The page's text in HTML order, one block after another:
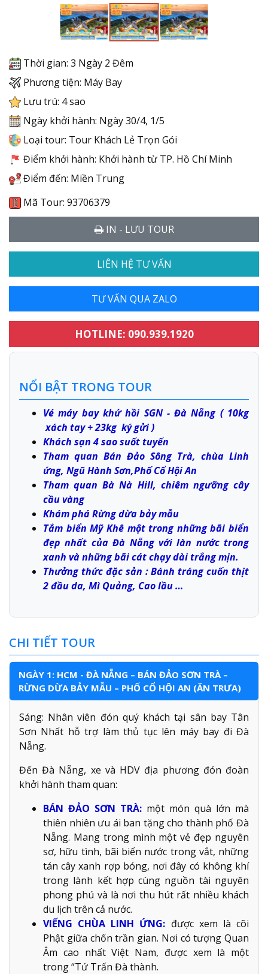
Thời gian: 3 Ngày 2 Đêm
Phương tiện: Máy Bay
Lưu trú: 4 sao
Ngày khởi hành: Ngày 30/4, 1/5
Loại tour: Tour Khách Lẻ Trọn Gói
Điểm khởi hành: Khởi hành từ TP. Hồ Chí Minh
Điểm đến: Miền Trung
Mã Tour: 93706379
IN - LƯU TOUR
LIÊN HỆ TƯ VẤN
TƯ VẤN QUA ZALO
HOTLINE: 090.939.1920
NỔI BẬT TRONG TOUR
Vé máy bay khứ hồi SGN - Đà Nẵng ( 10kg
xách tay + 23kg ký gửi )
Khách sạn 4 sao suốt tuyến
Tham quan Bán Đảo Sông Trà, chùa Linh
ứng, Ngũ Hành Sơn,Phố Cổ Hội An
Tham quan Bà Nà Hill, chiêm ngưỡng cây
cầu vàng
Khám phá Rừng dừa bảy mẫu
Tắm biển Mỹ Khê một trong những bãi biển
đẹp nhất của Đà Nẵng với làn nước trong
xanh và những bãi cát chạy dài trắng mịn.
Thưởng thức đặc sản : Bánh tráng cuốn thịt
2 đầu da, Mì Quảng, Cao lầu …
CHI TIẾT TOUR
NGÀY 1: HCM - ĐÀ NẴNG – BÁN ĐẢO SƠN TRÀ –
RỪNG DỪA BẢY MẪU – PHỐ CỔ HỘI AN (ĂN TRƯA)
Sáng: Nhân viên đón quý khách tại sân bay Tân
Sơn Nhất hỗ trợ làm thủ tục lên máy bay đi Đà
Nẵng.
Đến Đà Nẵng, xe và HDV địa phương đón đoàn
khởi hành tham quan:
BÁN ĐẢO SƠN TRÀ: một món quà lớn mà
thiên nhiên ưu ái ban tặng cho thành phố Đà
Nẵng. Mang trong mình một vẻ đẹp nguyên
sơ, hữu tình, bãi biển nước trong vắt, những
tán cây xanh rợp bóng, nơi đây có không khí
trong lành kết hợp cùng nguồn tài nguyên
phong phú và là nơi thu hút rất nhiều khách
du lịch trên cả nước.
VIẾNG CHÙA LINH ỨNG: được xem là cõi
Phật giữa chốn trần gian. Nơi có tượng Quan
Âm cao nhất Việt Nam, được xem là một
trong “Tứ Trấn Đà thành.